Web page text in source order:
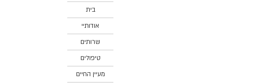
בית
אודותיי
שרותים
טיפולים
מעיין החיים